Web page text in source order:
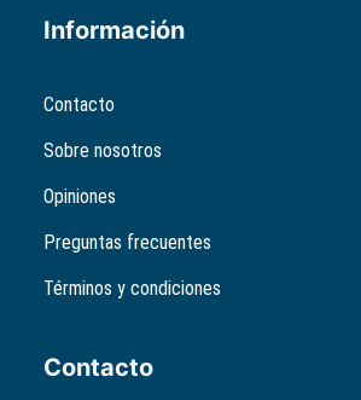
Información
Contacto
Sobre nosotros
Opiniones
Preguntas frecuentes
Términos y condiciones
Contacto